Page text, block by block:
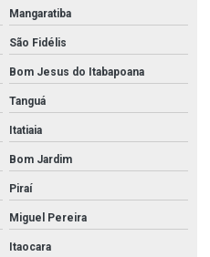
Mangaratiba
São Fidélis
Bom Jesus do Itabapoana
Tanguá
Itatiaia
Bom Jardim
Piraí
Miguel Pereira
Itaocara